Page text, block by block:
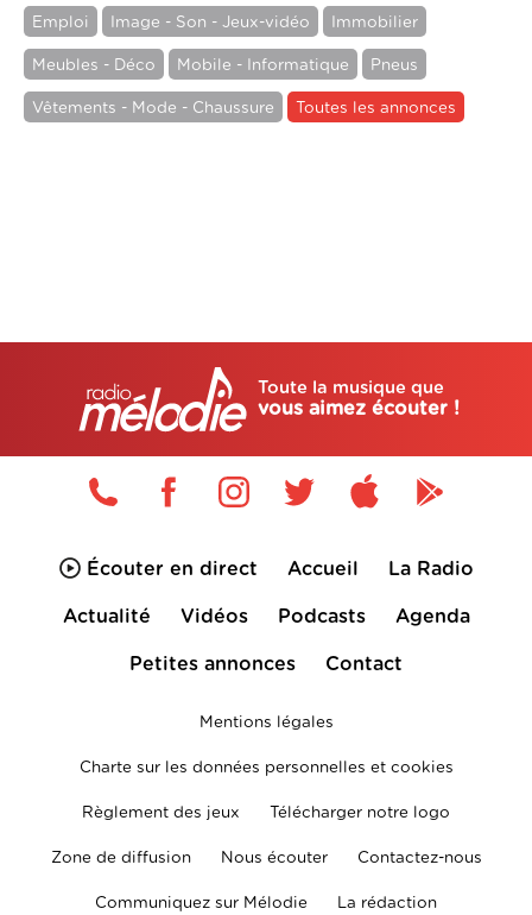
Emploi Image - Son - Jeux-vidéo Immobilier
Meubles - Déco Mobile - Informatique Pneus
Vêtements - Mode - Chaussure Toutes les annonces
Toute la musique que
vous aimez écouter !
Écouter en direct Accueil La Radio
Actualité Vidéos Podcasts Agenda
Petites annonces Contact
Mentions légales
Charte sur les données personnelles et cookies
Règlement des jeux Télécharger notre logo
Zone de diffusion Nous écouter Contactez-nous
Communiquez sur Mélodie La rédaction